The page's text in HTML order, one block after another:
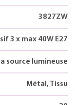
3827ZW
3 x max 40W E27
source lumineuse
Métal, Tissu